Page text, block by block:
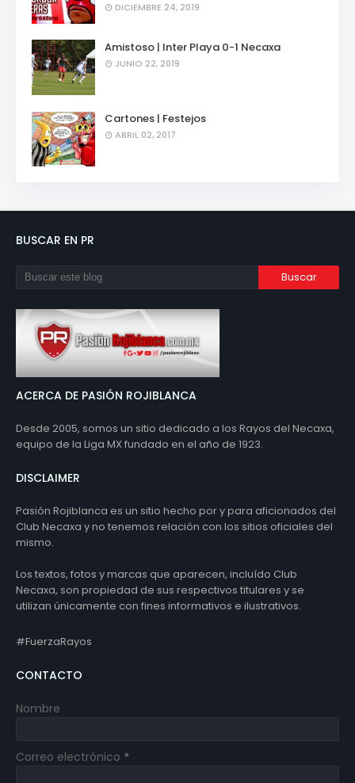
DICIEMBRE 24, 2019
Amistoso | Inter Playa 0-1 Necaxa
JUNIO 22, 2019
Cartones | Festejos
ABRIL 02, 2017
BUSCAR EN PR
ACERCA DE PASIÓN ROJIBLANCA
Desde 2005, somos un sitio dedicado a los Rayos del Necaxa,
equipo de la Liga MX fundado en el año de 1923.
DISCLAIMER
Pasión Rojiblanca es un sitio hecho por y para aficionados del
Club Necaxa y no tenemos relación con los sitios oficiales del
mismo.
Los textos, fotos y marcas que aparecen, incluído Club
Necaxa, son propiedad de sus respectivos titulares y se
utilizan únicamente con fines informativos e ilustrativos.
#FuerzaRayos
CONTACTO
Nombre
Correo electrónico *